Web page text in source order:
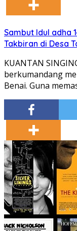
Sambut Idul adha
Takbiran di Desa
KUANTAN
berkumandang
Benai. Guna